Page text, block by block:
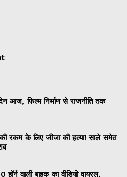
आज, फिल्म निर्माण से राजनीति तक
रकम के लिए जीजा की हत्या! साले समेत
हॉर्न वाली बाइक का वीडियो वायरल,